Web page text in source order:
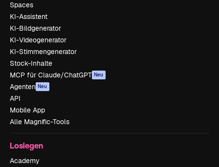
Spaces
KI-Assistent
KI-Bildgenerator
KI-Videogenerator
KI-Stimmengenerator
Stock-Inhalte
MCP für Claude/ChatGPT Neu
Agenten Neu
API
Mobile App
Alle Magnific-Tools
Loslegen
Academy